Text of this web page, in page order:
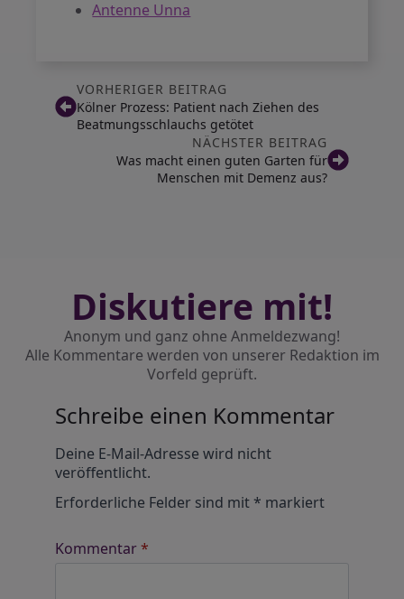
Antenne Unna
VORHERIGER BEITRAG
Kölner Prozess: Patient nach Ziehen des
Beatmungsschlauchs getötet
NÄCHSTER BEITRAG
Was macht einen guten Garten für
Menschen mit Demenz aus?
Diskutiere mit!
Anonym und ganz ohne Anmeldezwang!
Alle Kommentare werden von unserer Redaktion im
Vorfeld geprüft.
Schreibe einen Kommentar
Deine E-Mail-Adresse wird nicht
veröffentlicht.
Erforderliche Felder sind mit* markiert
Kommentar*